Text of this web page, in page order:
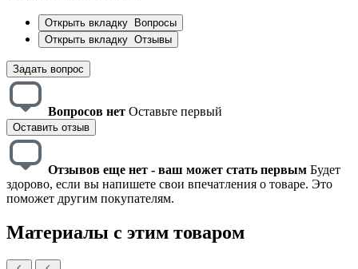
Открыть вкладку
Вопросы
Открыть вкладку Отзывы
Задать вопрос
Вопросов нет Оставьте первый
Оставить отзыв
Отзывов еще нет - ваш может стать первым Будет
здорово, если вы напишете свои впечатления о товаре. Это
поможет другим покупателям.
Материалы с этим товаром